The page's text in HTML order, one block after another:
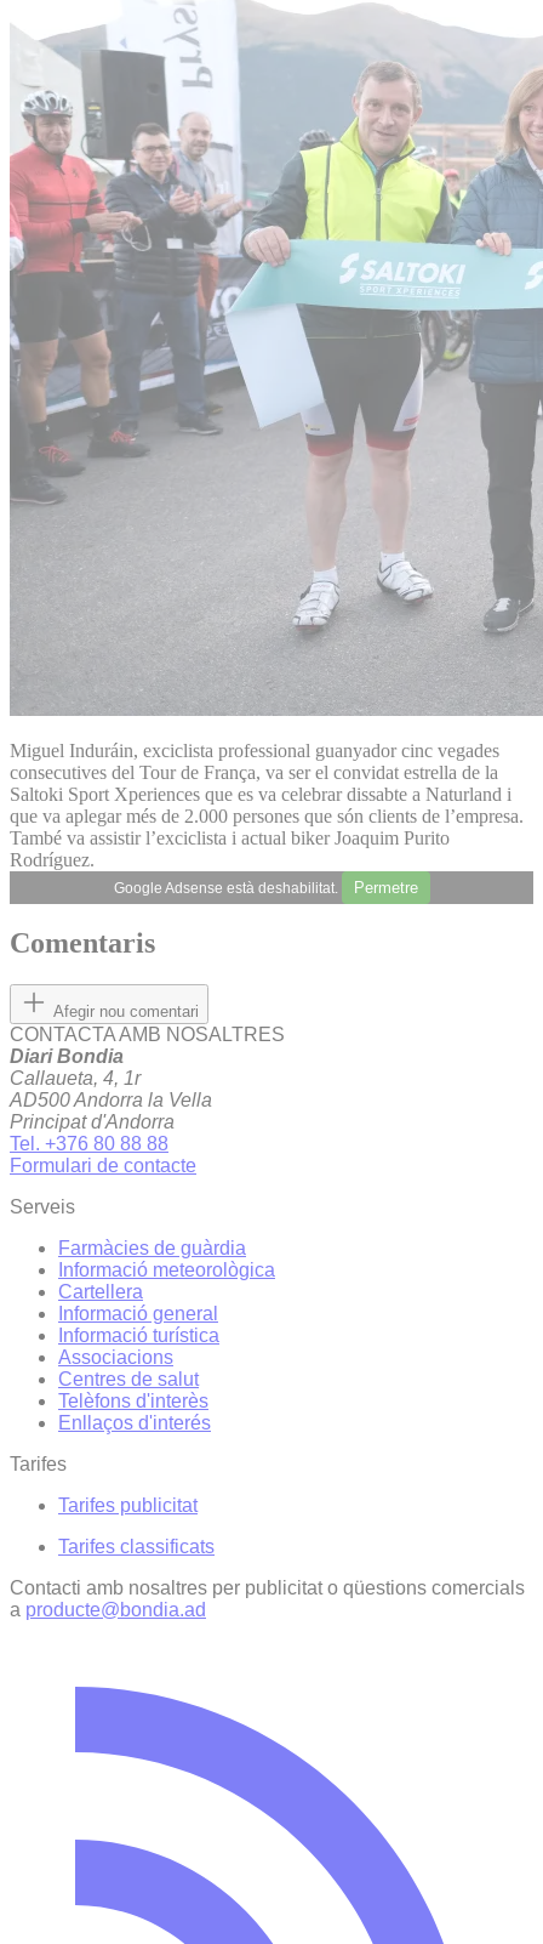
Miguel Induráin, exciclista professional guanyador cinc vegades
consecutives del Tour de França, va ser el convidat estrella de la
Saltoki Sport Xperiences que es va celebrar dissabte a Naturland i
que va aplegar més de 2.000 persones que són clients de l’empresa.
També va assistir l’exciclista i actual biker Joaquim Purito
Rodríguez.
Google Adsense està deshabilitat. Permetre
Comentaris
Afegir nou comentari
CONTACTA AMB NOSALTRES
Diari Bondia
Callaueta, 4, 1r
AD500 Andorra la Vella
Principat d'Andorra
Tel. +376 80 88 88
Formulari de contacte
Serveis
Farmàcies de guàrdia
Informació meteorològica
Cartellera
Informació general
Informació turística
Associacions
Centres de salut
Telèfons d'interès
Enllaços d'interés
Tarifes
Tarifes publicitat
Tarifes classificats
Contacti amb nosaltres per publicitat o qüestions comercials
a producte@bondia.ad